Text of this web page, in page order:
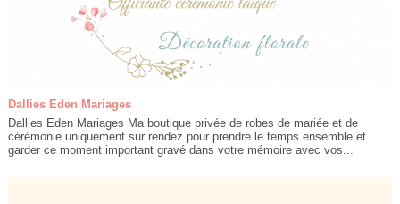
Dallies Eden Mariages
Dallies Eden Mariages Ma boutique privée de robes de mariée et de
cérémonie uniquement sur rendez pour prendre le temps ensemble et
garder ce moment important gravé dans votre mémoire avec vos...